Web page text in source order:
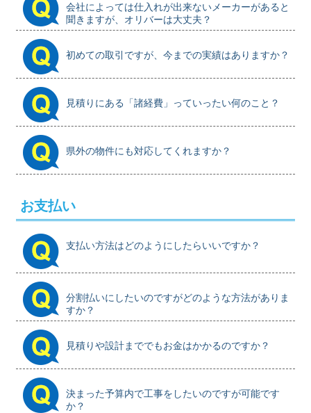
会社によっては仕入れが出来ないメーカーがあると
聞きますが、オリバーは大丈夫？
初めての取引ですが、今までの実績はありますか？
見積りにある「諸経費」っていったい何のこと？
県外の物件にも対応してくれますか？
お支払い
支払い方法はどのようにしたらいいですか？
分割払いにしたいのですがどのような方法がありま
すか？
見積りや設計まででもお金はかかるのですか？
決まった予算内で工事をしたいのですが可能です
か？